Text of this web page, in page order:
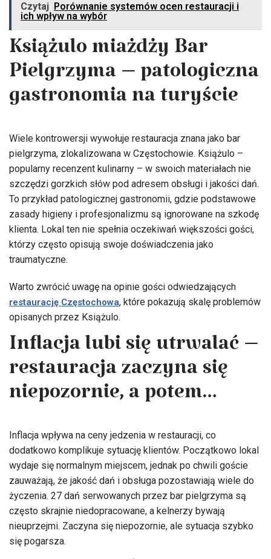
Czytaj Porównanie systemów ocen restauracji i
ich wpływ na wybór
Książulo miażdży Bar
Pielgrzyma – patologiczna
gastronomia na turyście
Wiele kontrowersji wywołuje restauracja znana jako bar
pielgrzyma, zlokalizowana w Częstochowie. Książulo –
popularny recenzent kulinarny – w swoich materiałach nie
szczędzi gorzkich słów pod adresem obsługi i jakości dań.
To przykład patologicznej gastronomii, gdzie podstawowe
zasady higieny i profesjonalizmu są ignorowane na szkodę
klienta. Lokal ten nie spełnia oczekiwań większości gości,
którzy często opisują swoje doświadczenia jako
traumatyczne.
Warto zwrócić uwagę na opinie gości odwiedzających
restaurację Częstochowa, które pokazują skalę problemów
opisanych przez Książulo.
Inflacja lubi się utrwalać –
restauracja zaczyna się
niepozornie, a potem…
Inflacja wpływa na ceny jedzenia w restauracji, co
dodatkowo komplikuje sytuację klientów. Początkowo lokal
wydaje się normalnym miejscem, jednak po chwili goście
zauważają, że jakość dań i obsługa pozostawiają wiele do
życzenia. 27 dań serwowanych przez bar pielgrzyma są
często skrajnie niedopracowane, a kelnerzy bywają
nieuprzejmi. Zaczyna się niepozornie, ale sytuacja szybko
się pogarsza.